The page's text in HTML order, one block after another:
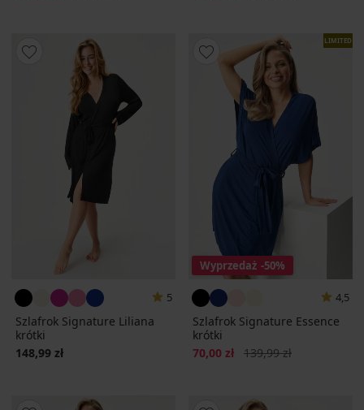
5
Szlafrok Signature Liliana
krótki
148,99 zł
LIMITED
Wyprzedaż -50%
4,5
Szlafrok Signature Essence
krótki
Zniżka
70,00 zł Pierwotna cena
139,99 zł